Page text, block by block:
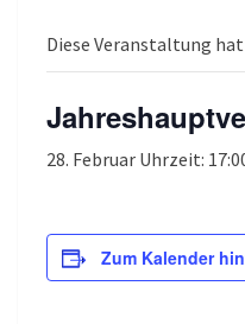
Diese Veranstaltung
28. Februar Uhrzeit:
Zum Kalender